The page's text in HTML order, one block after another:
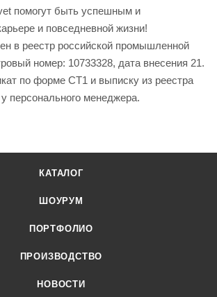
помогут быть успешным и
и повседневной жизни!
в реестр российской промышленной
номер: 10733328, дата внесения 21.
по форме СТ1 и выписку из реестра
персонального менеджера.
КАТАЛОГ
ШОУРУМ
ПОРТФОЛИО
ПРОИЗВОДСТВО
НОВОСТИ